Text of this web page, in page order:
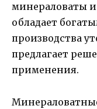
минераловаты и
обладает
производства
предлагает
применения.